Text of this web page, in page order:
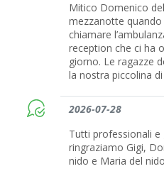
Mitico Domenico
mezzanotte
chiamare
reception che ci ha
giorno. Le ragazze
la nostra piccolina
2026-07-28
Tutti professionali
ringraziamo Gigi,
nido e Maria del